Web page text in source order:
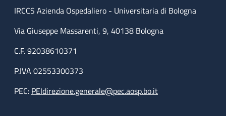
IRCCS Azienda Ospedaliero - Universitaria di Bologna
Via Giuseppe Massarenti, 9, 40138 Bologna
C.F. 92038610371
P.IVA 02553300373
PEC: PEIdirezione.generale@pec.aosp.bo.it